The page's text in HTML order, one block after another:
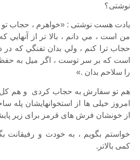
نوشتی؟
یادت هست نوشتی :«خواهرم ، حجاب
من است ، مي دانم ، بالا تر از
حجاب ترا كنم ، ولي بدان تفنگي كه
است كه بر سر توست ، اگر ميل به
را سلاحم بدان .»
هم تو سفارش به حجاب کردی و هم کل
امروز خیلی ها از استخوانهایشان پله
از خونشان فرش های قرمز برای زیر
خواستم بگویم ، به خودت و رفیقانت
کمی بالاتر.